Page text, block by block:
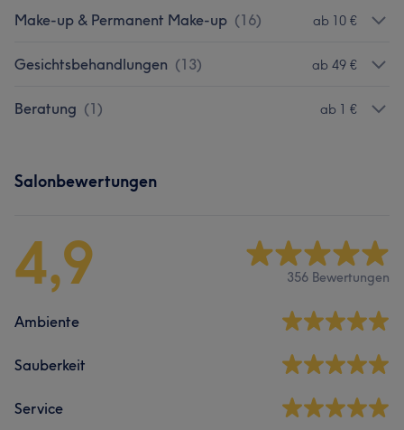
Make-up & Permanent Make-up (16) ab 10 €
Gesichtsbehandlungen (13) ab 49 €
Beratung (1) ab 1 €
Salonbewertungen
4,9 356 Bewertungen
Ambiente
Sauberkeit
Service